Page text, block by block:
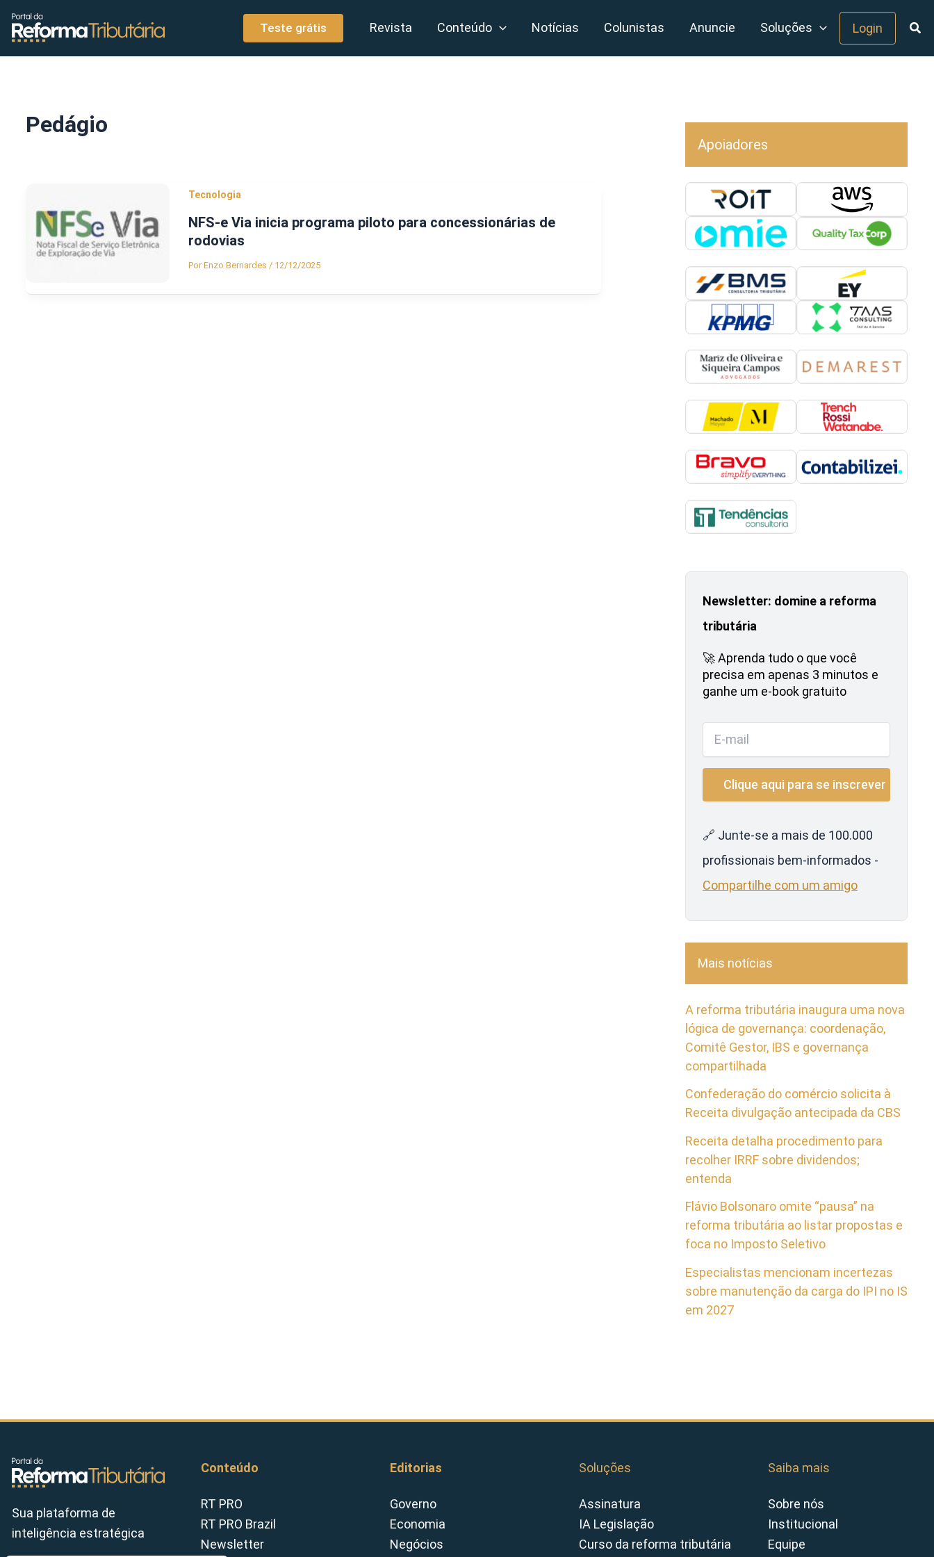
conteúdo
Teste grátis Revista Conteúdo Notícias Colunistas Anuncie Soluções Login
Pedágio
Tecnologia
NFS-e Via inicia programa piloto para concessionárias de
rodovias
PorEnzo Bernardes / 12/12/2025
Apoiadores
Newsletter: domine a reforma
tributária
🚀 Aprenda tudo o que você
precisa em apenas 3 minutos e
ganhe um e-book gratuito
🔗 Junte-se a mais de 100.000
profissionais bem-informados -
Compartilhe com um amigo
Mais notícias
A reforma tributária inaugura uma nova
lógica de governança: coordenação,
Comitê Gestor, IBS e governança
compartilhada
Confederação do comércio solicita à
Receita divulgação antecipada da CBS
Receita detalha procedimento para
recolher IRRF sobre dividendos;
entenda
Flávio Bolsonaro omite “pausa” na
reforma tributária ao listar propostas e
foca no Imposto Seletivo
Especialistas mencionam incertezas
sobre manutenção da carga do IPI no IS
em 2027
Sua plataforma de
inteligência estratégica
Conteúdo
RT PRO
RT PRO Brazil
Newsletter
Editorias
Governo
Economia
Negócios
Soluções
Assinatura
IA Legislação
Curso da reforma tributária
Saiba mais
Sobre nós
Institucional
Equipe